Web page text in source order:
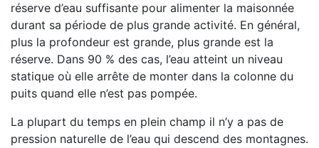
réserve d’eau suffisante pour alimenter la maisonnée
durant sa période de plus grande activité. En général,
plus la profondeur est grande, plus grande est la
réserve. Dans 90 % des cas, l’eau atteint un niveau
statique où elle arrête de monter dans la colonne du
puits quand elle n’est pas pompée.
La plupart du temps en plein champ il n’y a pas de
pression naturelle de l’eau qui descend des montagnes.